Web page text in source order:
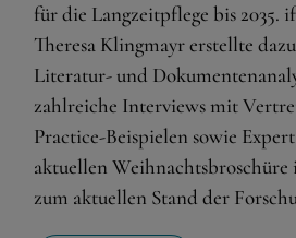
für die Langzeitpflege bis 2035.
Theresa Klingmayr erstellte
Literatur- und
zahlreiche Interviews mit
Practice-Beispielen sowie
aktuellen Weihnachtsbroschüre
zum aktuellen Stand der